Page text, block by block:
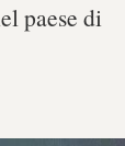
paese di